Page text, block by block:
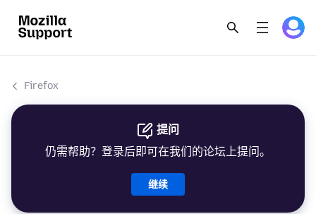
Firefox
提问
仍需帮助？登录后即可在我们的论坛上提问。
继续